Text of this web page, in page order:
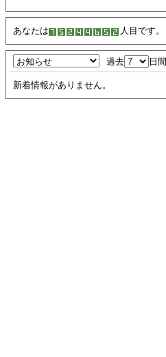
あなたは 人目です。
過去 日間
新着情報がありません。